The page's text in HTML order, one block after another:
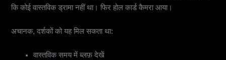
कि कोई वास्तविक ड्रामा नहीं था। फिर होल कार्ड कैमरा आया।
अचानक, दर्शकों को यह मिल सकता था:
वास्तविक समय में ब्लफ़ देखें